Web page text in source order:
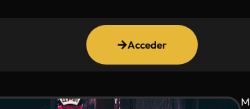
Acceder